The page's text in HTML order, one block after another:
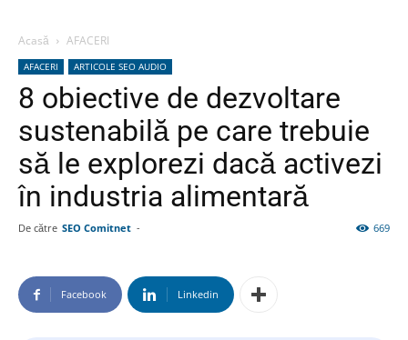
Acasă AFACERI
AFACERI ARTICOLE SEO AUDIO
8 obiective de dezvoltare
sustenabilă pe care trebuie
să le explorezi dacă activezi
în industria alimentară
De către SEO Comitnet - 669
Facebook Linkedin